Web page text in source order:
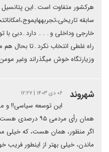
هرکشور متفاوت است۔این
سابقه
خارجی وداخلی و۔۔۔ دارد۔دبی با
راه غلطی انتخاب نکرد۔تا بحال
وزیارتگاه خوش میگذراند وغیر
شهروند ۰۶ دی ۱۴۰۳ | ۱۲:۲۷
این توسعه سیاسی!! و
همان رأی مردمی
اگر منظور، همان هست، که خیلی
ماندن، خیلی بهتر از اینطور